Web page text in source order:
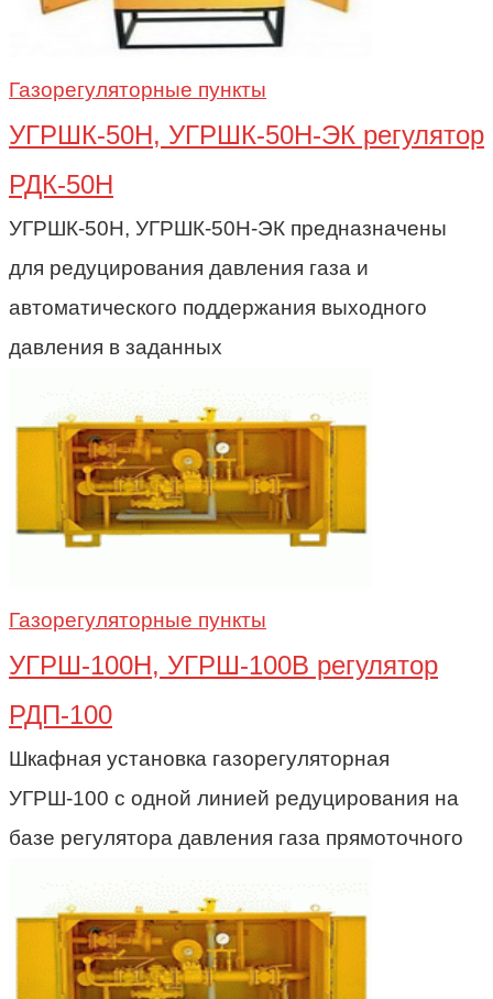
Газорегуляторные пункты
УГРШК-50Н, УГРШК-50Н-ЭК регулятор
РДК-50Н
УГРШК-50Н, УГРШК-50Н-ЭК предназначены
для редуцирования давления газа и
автоматического поддержания выходного
давления в заданных
Газорегуляторные пункты
УГРШ-100Н, УГРШ-100В регулятор
РДП-100
Шкафная установка газорегуляторная
УГРШ-100 с одной линией редуцирования на
базе регулятора давления газа прямоточного